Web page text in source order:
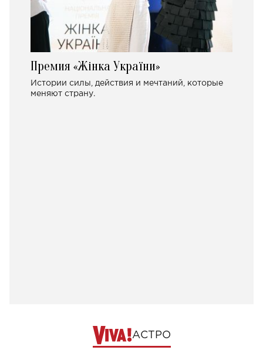
Премия «Жінка України»
Истории силы, действия и мечтаний, которые
меняют страну.
АСТРО